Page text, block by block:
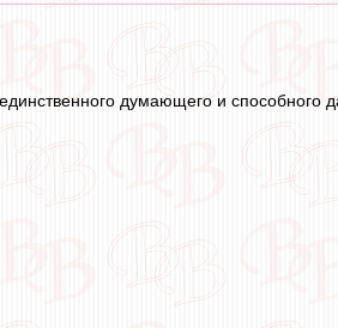
думающего и способного